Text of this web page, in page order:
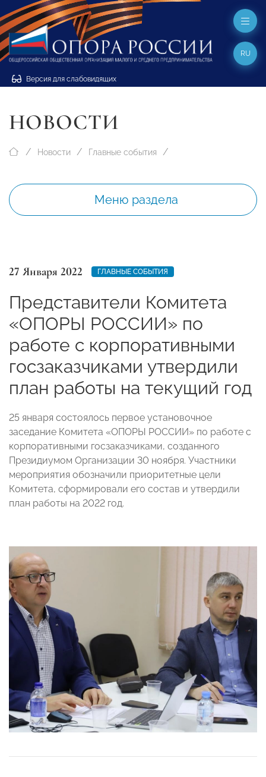
Версия для слабовидящих
RU
НОВОСТИ
Новости Главные события
Меню раздела
27 Января 2022 ГЛАВНЫЕ СОБЫТИЯ
Представители Комитета
«ОПОРЫ РОССИИ» по
работе с корпоративными
госзаказчиками утвердили
план работы на текущий год
25 января состоялось первое установочное
заседание Комитета «ОПОРЫ РОССИИ» по работе с
корпоративными госзаказчиками, созданного
Президиумом Организации 30 ноября. Участники
мероприятия обозначили приоритетные цели
Комитета, сформировали его состав и утвердили
план работы на 2022 год.